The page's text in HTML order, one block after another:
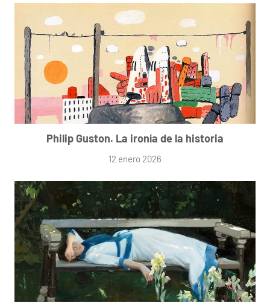
Philip Guston. La ironía de la historia
12 enero 2026